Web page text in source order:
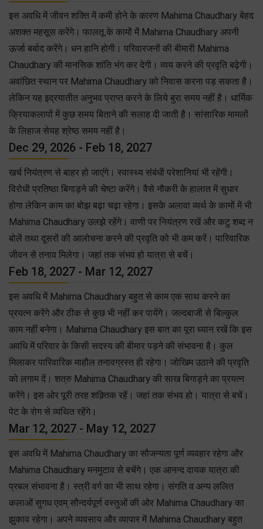
इस अवधि में जीवन शक्ति में कमी होने के कारण Mahima Chaudhary बेहद
अशक्त महसूस करेंगे। फालतू के कामों में Mahima Chaudhary अपनी
ऊर्जा बर्बाद करेंगे। धन हानि होगी। परिवारजनों की बीमारी Mahima
Chaudhary की मानसिक शांति भंग कर देगी। व्यय करने की प्रवृति बढ़ेगी।
अवांछित स्थान पर Mahima Chaudhary को निवास करना पड़ सकता है।
लेकिन यह इद्रयातीत अनुभव प्राप्त करने के लिये बुरा समय नहीं है। धार्मिक
क्रियाकलापों में कुछ समय बिताने की सलाह दी जाती है। सांसारिक मामलों
के लिहाज सेयह श्रेष्ठ समय नहीं है।
Dec 29, 2026 - Feb 18, 2027
खर्च नियंत्रण से बाहर हो जाएंगे। स्वास्थ्य संबंधी परेशानियां भी रहेंगी।
विरोधी प्रतिष्ठा बिगाड़ने की चेष्टा करेंगे। वैसे नौकरी के हालात में सुधार
होगा लेकिन काम का बोझ बढ़ा चढ़ा रहेगा। इसके अलावा व्यर्थ के कामों में भी
Mahima Chaudhary उलझे रहेंगे। वाणी पर नियंत्रण रखें और कटु शब्द न
बोलें तथा दूसरों की आलोचना करने की प्रवृति को भी कम करें। पारिवारिक
जीवन से तनाव मिलेगा। जहां तक संभव हो यात्रा से बचें।
Feb 18, 2027 - Mar 12, 2027
इस अवधि में Mahima Chaudhary बहुत से काम एक साथ करने का
प्रयत्न करेंगे और ठीक से कुछ भी नहीं कर पायेंगे। जल्दबाजी से बिल्कुल
काम नहीं बनेगा। Mahima Chaudhary इस बात का पूरा ध्यान रखें कि इस
अवधि में परिवार के किसी सदस्य की बीमार पड़ने की संभावना है। कुल
मिलाकर पारिवारिक माहौल तनावग्रस्त ही रहेगा। जोखिम उठाने की प्रवृति
को लगाम दें। शत्रु Mahima Chaudhary की साख बिगाड़ने का प्रयत्न
करेंगे। इस ओर पूरी तरह शक्र्तिक रहें। जहां तक संभव हो। यात्रा से बचें।
पेट के रोग से व्यथित रहेंगे।
Mar 12, 2027 - May 12, 2027
इस अवधि में Mahima Chaudhary का सौजन्यता पूर्ण व्यवहार रहेगा और
Mahima Chaudhary मनमुटाव से बचेंगे। एक आनन्द दायक यात्रा की
प्रबल संभावना है। स्त्री वर्ग का भी साथ रहेगा। संगति व अन्य ललित
कलाओं सुगध एवम् सौन्दर्यपूर्ण वस्तुओं की ओर Mahima Chaudhary का
झुकाव रहेगा। अपने व्यवसाय और व्यापार में Mahima Chaudhary बहुत